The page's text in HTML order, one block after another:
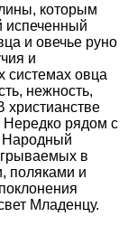
которым
и овечье руно
и
системах овца
нежность,
христианстве
Нередко рядом с
Народный
в
поляками и
Младенцу.